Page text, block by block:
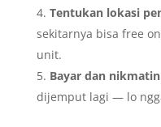
Tentukan lokasi
sekitarnya bisa free
unit.
Bayar dan
dijemput lagi — lo